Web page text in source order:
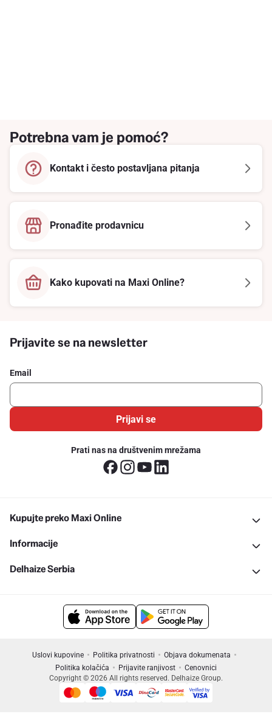
Potrebna vam je pomoć?
Kontakt i često postavljana pitanja
Pronađite prodavnicu
Kako kupovati na Maxi Online?
Prijavite se na newsletter
Email
Prijavi se
Prati nas na društvenim mrežama
Kupujte preko Maxi Online
Informacije
Delhaize Serbia
Uslovi kupovine Politika privatnosti
Objava dokumenata
Politika kolačića
Prijavite ranjivost
Cenovnici
Copyright © 2026 All rights reserved. Delhaize Group.